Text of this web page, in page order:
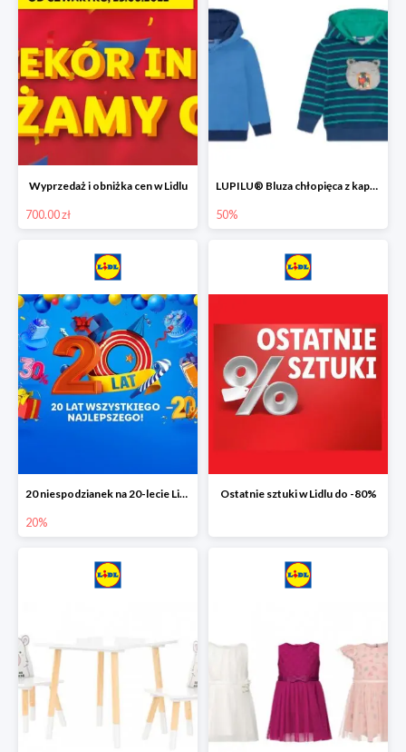
Wyprzedaż i obniżka cen w Lidlu
700.00 zł
LUPILU® Bluza chłopięca z kapturem
50%
20 niespodzianek na 20-lecie Lidla do -20%
20%
Ostatnie sztuki w Lidlu do -80%